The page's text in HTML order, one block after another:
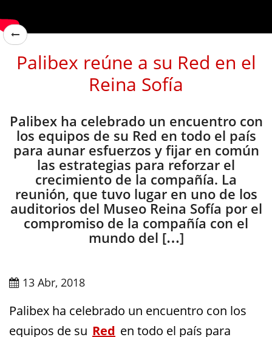
Palibex reúne a su Red en el
Reina Sofía
Palibex ha celebrado un encuentro con
los equipos de su Red en todo el país
para aunar esfuerzos y fijar en común
las estrategias para reforzar el
crecimiento de la compañía. La
reunión, que tuvo lugar en uno de los
auditorios del Museo Reina Sofía por el
compromiso de la compañía con el
mundo del […]
13 Abr, 2018
Palibex ha celebrado un encuentro con los
equipos de su Red en todo el país para